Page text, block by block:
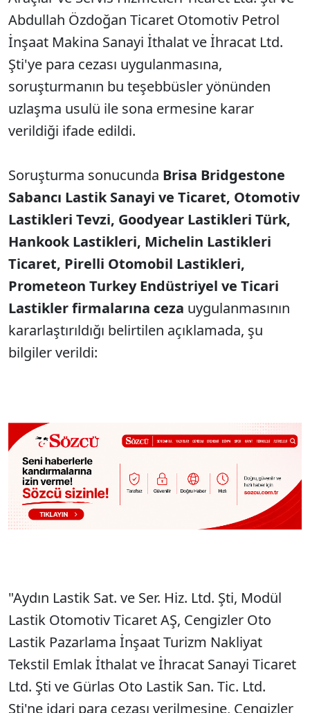
Abdullah Özdoğan Ticaret Otomotiv Petrol
İnşaat Makina Sanayi İthalat ve İhracat Ltd.
Şti'ye para cezası uygulanmasına,
soruşturmanın bu teşebbüsler yönünden
uzlaşma usulü ile sona ermesine karar
verildiği ifade edildi.
Soruşturma sonucunda Brisa Bridgestone
Sabancı Lastik Sanayi ve Ticaret, Otomotiv
Lastikleri Tevzi, Goodyear Lastikleri Türk,
Hankook Lastikleri, Michelin Lastikleri
Ticaret, Pirelli Otomobil Lastikleri,
Prometeon Turkey Endüstriyel ve Ticari
Lastikler firmalarına ceza uygulanmasının
kararlaştırıldığı belirtilen açıklamada, şu
bilgiler verildi:
"Aydın Lastik Sat. ve Ser. Hiz. Ltd. Şti, Modül
Lastik Otomotiv Ticaret AŞ, Cengizler Oto
Lastik Pazarlama İnşaat Turizm Nakliyat
Tekstil Emlak İthalat ve İhracat Sanayi Ticaret
Ltd. Şti ve Gürlas Oto Lastik San. Tic. Ltd.
Şti'ne idari para cezası verilmesine, Cengizler